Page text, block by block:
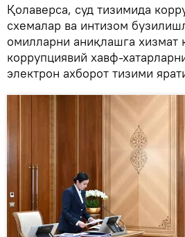
Қолаверса, суд тизимида
схемалар ва интизом
омилларни аниқлашга хизмат
коррупциявий хавф-
электрон ахборот тизими